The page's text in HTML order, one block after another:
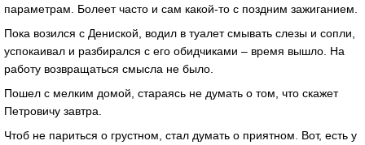
параметрам. Болеет часто и сам какой-то с поздним зажиганием.
Пока возился с Дениской, водил в туалет смывать слезы и сопли,
успокаивал и разбирался с его обидчиками – время вышло. На
работу возвращаться смысла не было.
Пошел с мелким домой, стараясь не думать о том, что скажет
Петровичу завтра.
Чтоб не париться о грустном, стал думать о приятном. Вот, есть у